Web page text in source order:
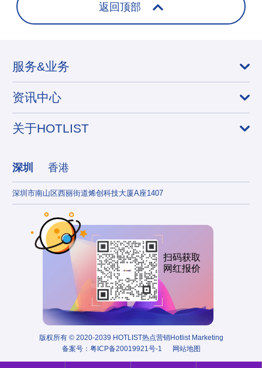
返回顶部
服务&业务
资讯中心
关于HOTLIST
深圳 香港
深圳市南山区西丽街道烯创科技大厦A座1407
扫码获取
网红报价
版权所有 © 2020-2039 HOTLIST热点营销Hotlist Marketing
备案号： 粤ICP备20019921号-1 网站地图